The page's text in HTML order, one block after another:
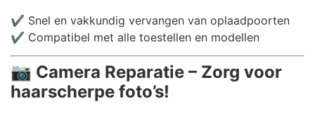
✔️ Snel en vakkundig vervangen van oplaadpoorten
✔️ Compatibel met alle toestellen en modellen
📷 Camera Reparatie – Zorg voor
haarscherpe foto’s!